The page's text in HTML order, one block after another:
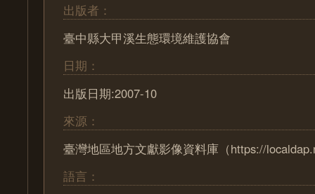
出版者：
臺中縣大甲溪生態環境維護協會
日期：
出版日期:2007-10
來源：
臺灣地區地方文獻影像資料庫（https://
語言：